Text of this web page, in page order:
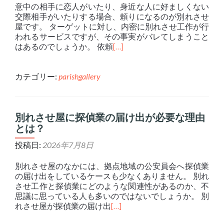
意中の相手に恋人がいたり、身近な人に好ましくない
交際相手がいたりする場合、頼りになるのが別れさせ
屋です。 ターゲットに対し、内密に別れさせ工作が行
われるサービスですが、その事実がバレてしまうこと
はあるのでしょうか。 依頼[…]
カテゴリー: parishgallery
別れさせ屋に探偵業の届け出が必要な理由
とは？
投稿日: 2026年7月8日
別れさせ屋のなかには、拠点地域の公安員会へ探偵業
の届け出をしているケースも少なくありません。 別れ
させ工作と探偵業にどのような関連性があるのか、不
思議に思っている人も多いのではないでしょうか。 別
れさせ屋が探偵業の届け出[…]